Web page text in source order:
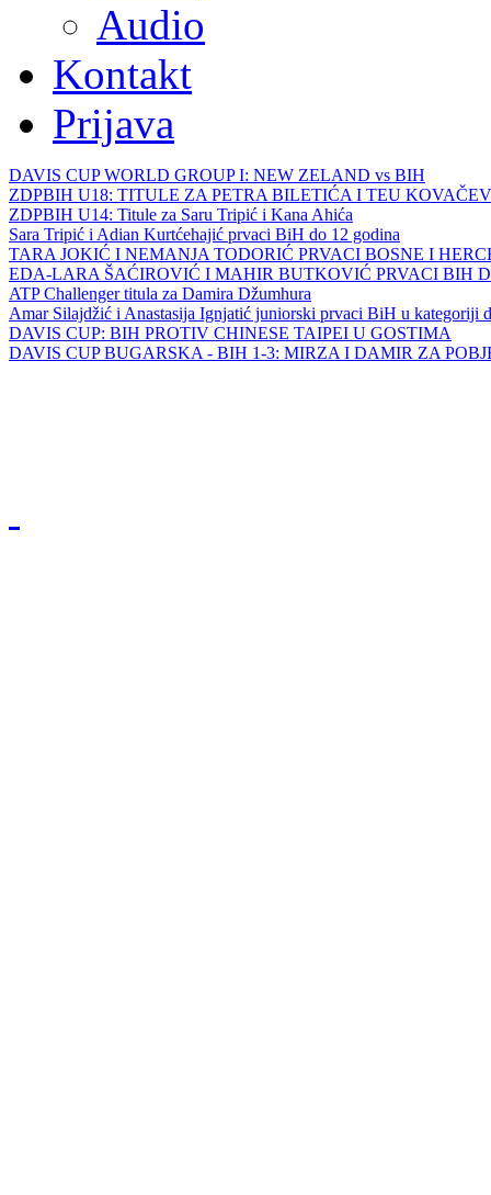
Audio
Kontakt
Prijava
DAVIS CUP WORLD GROUP I: NEW ZELAND vs BIH
ZDPBIH U18: TITULE ZA PETRA BILETIĆA I TEU
ZDPBIH U14: Titule za Saru Tripić i Kana Ahića
Sara Tripić i Adian Kurtćehajić prvaci BiH do 12 godina
TARA JOKIĆ I NEMANJA TODORIĆ PRVACI BOSNE I
EDA-LARA ŠAĆIROVIĆ I MAHIR BUTKOVIĆ PRVACI BIH
ATP Challenger titula za Damira Džumhura
Amar Silajdžić i Anastasija Ignjatić juniorski prvaci BiH u kategoriji
DAVIS CUP: BIH PROTIV CHINESE TAIPEI U GOSTIMA
DAVIS CUP BUGARSKA - BIH 1-3: MIRZA I DAMIR ZA